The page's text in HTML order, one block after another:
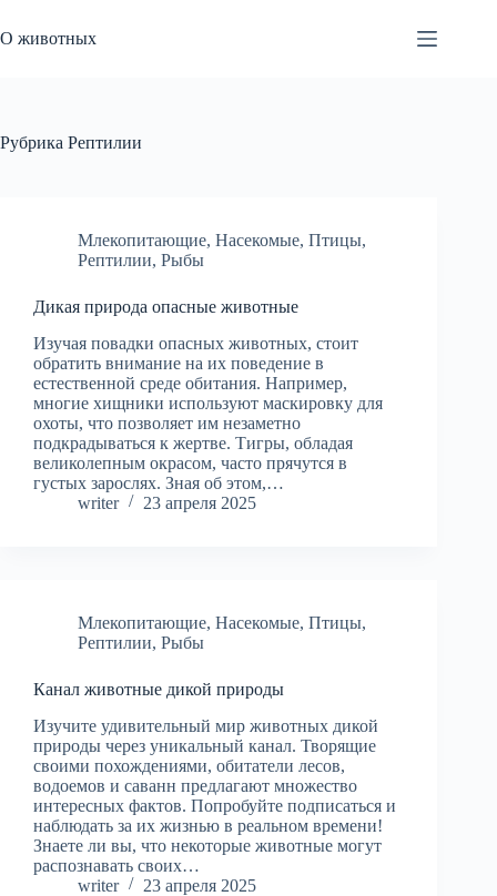
к
сути
О животных
Рубрика Рептилии
Млекопитающие, Насекомые, Птицы,
Рептилии, Рыбы
Дикая природа опасные животные
Изучая повадки опасных животных, стоит
обратить внимание на их поведение в
естественной среде обитания. Например,
многие хищники используют маскировку для
охоты, что позволяет им незаметно
подкрадываться к жертве. Тигры, обладая
великолепным окрасом, часто прячутся в
густых зарослях. Зная об этом,…
writer
23 апреля 2025
Млекопитающие, Насекомые, Птицы,
Рептилии, Рыбы
Канал животные дикой природы
Изучите удивительный мир животных дикой
природы через уникальный канал. Творящие
своими похождениями, обитатели лесов,
водоемов и саванн предлагают множество
интересных фактов. Попробуйте подписаться и
наблюдать за их жизнью в реальном времени!
Знаете ли вы, что некоторые животные могут
распознавать своих…
writer
23 апреля 2025